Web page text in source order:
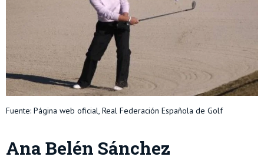
Fuente: Página web oficial, Real Federación Española de Golf
Ana Belén Sánchez